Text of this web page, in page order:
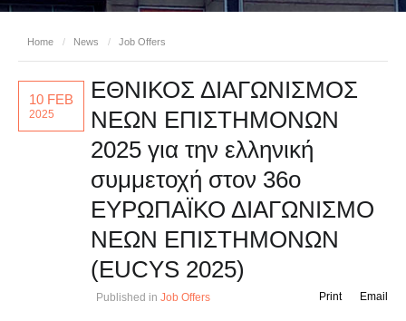
Home / News / Job Offers
10 FEB
2025
ΕΘΝΙΚΟΣ ΔΙΑΓΩΝΙΣΜΟΣ
ΝΕΩΝ ΕΠΙΣΤΗΜΟΝΩΝ
2025 για την ελληνική
συμμετοχή στον 36ο
ΕΥΡΩΠΑΪΚΟ ΔΙΑΓΩΝΙΣΜΟ
ΝΕΩΝ ΕΠΙΣΤΗΜΟΝΩΝ
(EUCYS 2025)
Published in Job Offers Email
Print